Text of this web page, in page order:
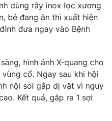
dùng rây inox lọc xương
bé đang ăn thì xuất hiện
đưa ngay vào Bệnh
hình ảnh X-quang cho
cổ. Ngay sau khi hội
nội soi gắp dị vật vì nguy
Kết quả, gắp ra 1 sợi